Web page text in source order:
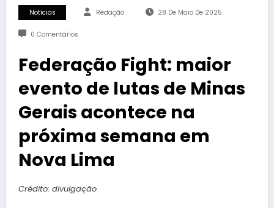
Notícias Redação 28 De Maio De 2025
0 Comentários
Federação Fight: maior
evento de lutas de Minas
Gerais acontece na
próxima semana em
Nova Lima
Crédito: divulgação